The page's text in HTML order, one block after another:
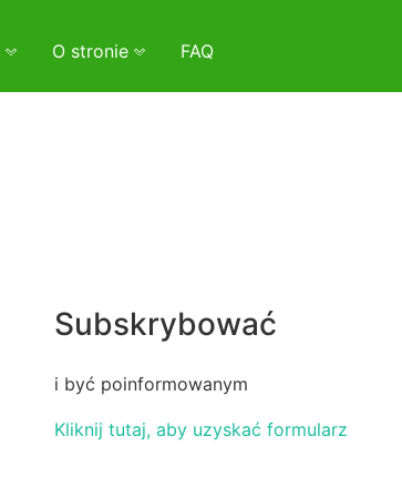
O stronie FAQ
Subskrybować
i być poinformowanym
Kliknij tutaj, aby uzyskać formularz